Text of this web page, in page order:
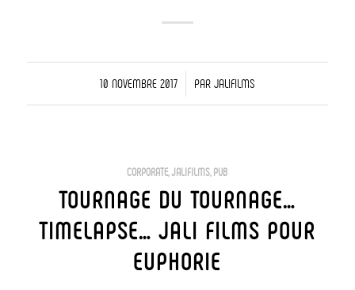
10 NOVEMBRE 2017
/ PAR JALIFILMS
CORPORATE,JALIFILMS,PUB
TOURNAGE DU TOURNAGE…
TIMELAPSE… JALI FILMS POUR
EUPHORIE